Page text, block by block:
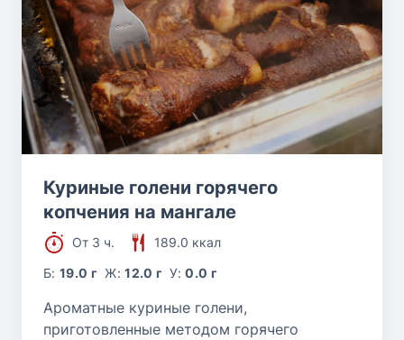
Куриные голени горячего
копчения на мангале
От 3 ч.
189.0 ккал
Б:19.0 г Ж:12.0 г У:0.0 г
Ароматные куриные голени,
приготовленные методом горячего